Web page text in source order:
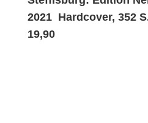
2021 Hardcover, 352
19,90